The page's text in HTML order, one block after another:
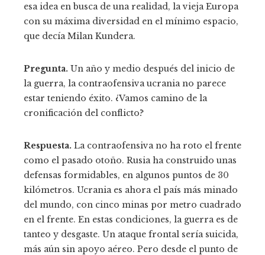
esa idea en busca de una realidad, la vieja Europa
con su máxima diversidad en el mínimo espacio,
que decía Milan Kundera.
Pregunta. Un año y medio después del inicio de
la guerra, la contraofensiva ucrania no parece
estar teniendo éxito. ¿Vamos camino de la
cronificación del conflicto?
Respuesta. La contraofensiva no ha roto el frente
como el pasado otoño. Rusia ha construido unas
defensas formidables, en algunos puntos de 30
kilómetros. Ucrania es ahora el país más minado
del mundo, con cinco minas por metro cuadrado
en el frente. En estas condiciones, la guerra es de
tanteo y desgaste. Un ataque frontal sería suicida,
más aún sin apoyo aéreo. Pero desde el punto de